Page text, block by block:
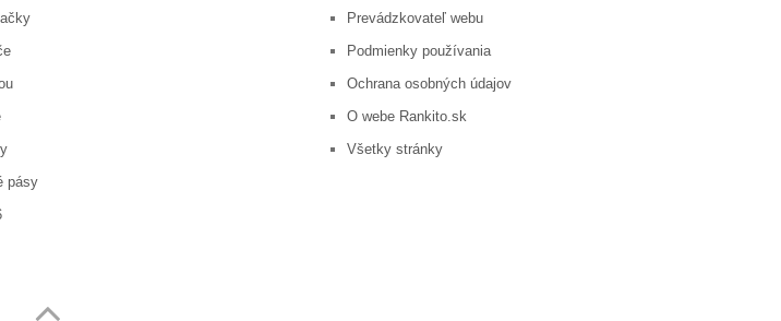
pásy
Prevádzkovateľ webu
Podmienky používania
Ochrana osobných údajov
O webe Rankito.sk
Všetky stránky